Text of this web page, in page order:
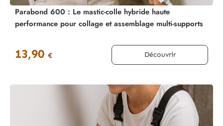
Parabond 600 : Le mastic-colle hybride haute
performance pour collage et assemblage multi-supports
13,90 € Découvrir